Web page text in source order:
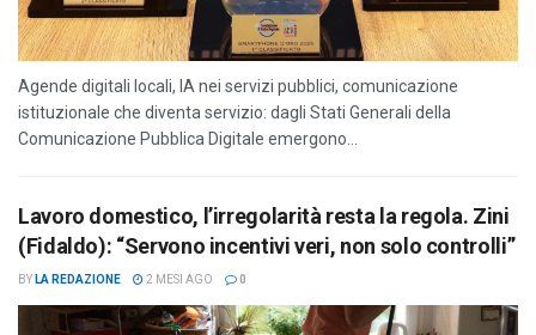
Agende digitali locali, IA nei servizi pubblici, comunicazione
istituzionale che diventa servizio: dagli Stati Generali della
Comunicazione Pubblica Digitale emergono...
Lavoro domestico, l’irregolarità resta la regola. Zini
(Fidaldo): “Servono incentivi veri, non solo controlli”
BY LA REDAZIONE 2 MESI AGO 0